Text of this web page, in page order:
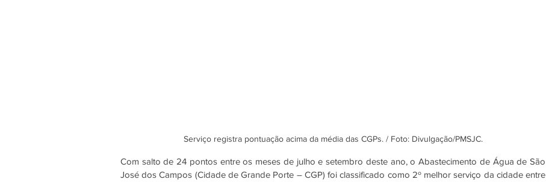
Serviço registra pontuação acima da média das CGPs. / Foto: Divulgação/PMSJC.
Com salto de 24 pontos entre os meses de julho e setembro deste ano, o Abastecimento de Água de São
José dos Campos (Cidade de Grande Porte – CGP) foi classificado como 2º melhor serviço da cidade entre